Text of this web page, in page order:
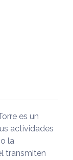
es un
actividades
la
transmiten